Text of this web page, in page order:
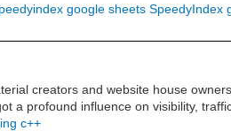
google sheets SpeedyIndex
creators and website house
a profound influence on visibility,
c++